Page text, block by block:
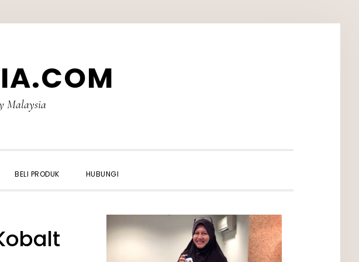
Malaysia
BELI PRODUK HUBUNGI
PRIMARY
SIDEBAR